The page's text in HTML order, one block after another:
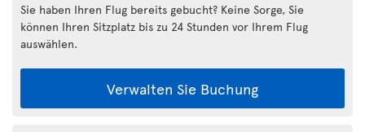
Sie haben Ihren Flug bereits gebucht? Keine Sorge, Sie
können Ihren Sitzplatz bis zu 24 Stunden vor Ihrem Flug
auswählen.
Verwalten Sie Buchung